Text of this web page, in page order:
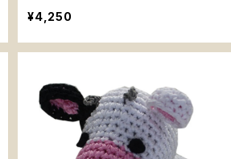
むおもちゃ
¥4,250